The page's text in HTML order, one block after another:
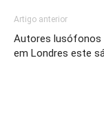
Artigo anterior
Autores lusófonos
em Londres este